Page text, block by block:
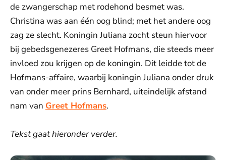
de zwangerschap met rodehond besmet was.
Christina was aan één oog blind; met het andere oog
zag ze slecht. Koningin Juliana zocht steun hiervoor
bij gebedsgenezeres Greet Hofmans, die steeds meer
invloed zou krijgen op de koningin. Dit leidde tot de
Hofmans-affaire, waarbij koningin Juliana onder druk
van onder meer prins Bernhard, uiteindelijk afstand
nam van Greet Hofmans.
Tekst gaat hieronder verder.